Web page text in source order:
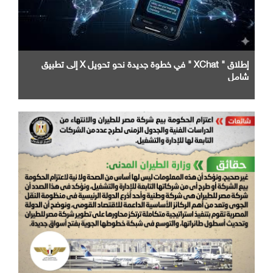
إطلاق " XChat " في خطوة جديدة نحو تحويل X إلى تطبيق
شامل